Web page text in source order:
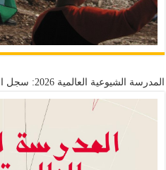
المدرسة الشيوعية العالمية 2026: سجل الآن!